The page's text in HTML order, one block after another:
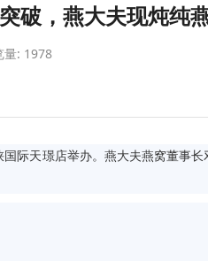
破，燕大夫现炖纯
量: 1978
际天璟店举办。燕大夫燕窝董事